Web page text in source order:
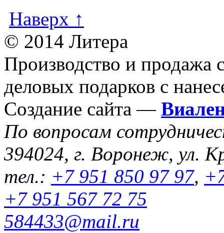
Наверх ↑
© 2014 Литера
Производство и продажа
деловых подарков с
Создание сайта —
По вопросам
394024, г. Воронеж, ул.
тел.: +7 951 850 97 97,
+7 951 567 72 75
584433@mail.ru